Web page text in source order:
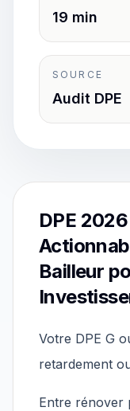
19 min
SOURCE
Audit DPE
DPE
Bailleur
Votre DPE G
retardement
Entre